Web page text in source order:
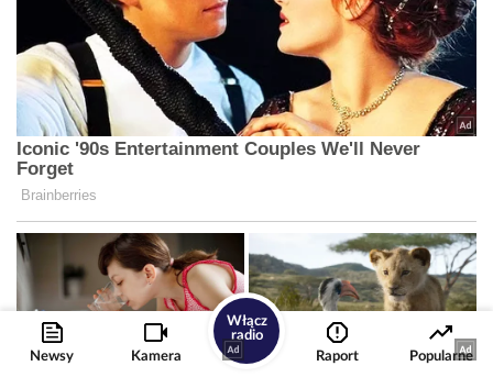
Newsy Kamera
Włącz
radio
Raport
Popularne